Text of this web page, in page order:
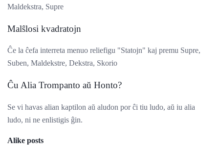
Maldekstra, Supre
Malŝlosi kvadratojn
Ĉe la ĉefa interreta menuo reliefigu "Statojn" kaj premu Supre,
Suben, Maldekstre, Dekstra, Skorio
Ĉu Alia Trompanto aŭ Honto?
Se vi havas alian kaptilon aŭ aludon por ĉi tiu ludo, aŭ iu alia
ludo, ni ne enlistigis ĝin.
Alike posts